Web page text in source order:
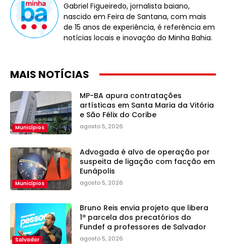
Gabriel Figueiredo, jornalista baiano,
nascido em Feira de Santana, com mais
de 15 anos de experiência, é referência em
notícias locais e inovação do Minha Bahia.
MAIS NOTÍCIAS
Municípios
MP-BA apura contratações
artísticas em Santa Maria da Vitória
e São Félix do Coribe
agosto 5, 2026
Municípios
Advogada é alvo de operação por
suspeita de ligação com facção em
Eunápolis
agosto 5, 2026
Salvador
Bruno Reis envia projeto que libera
1ª parcela dos precatórios do
Fundef a professores de Salvador
agosto 5, 2026